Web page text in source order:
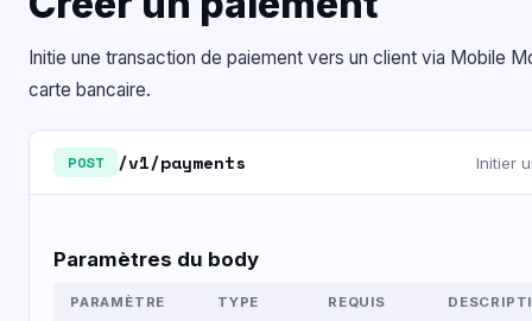
Initie une transaction de paiement vers un client via Mobile
carte bancaire.
POST /v1/payments Initier
Paramètres du body
PARAMÈTRE TYPE REQUIS